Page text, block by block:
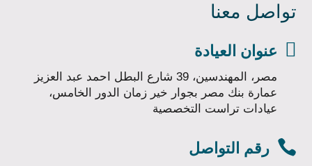
تواصل معنا
 عنوان العيادة
مصر، المهندسين، 39 شارع البطل احمد عبد العزيز
عمارة بنك مصر بجوار خير زمان الدور الخامس،
عيادات تراست التخصصية
 رقم التواصل